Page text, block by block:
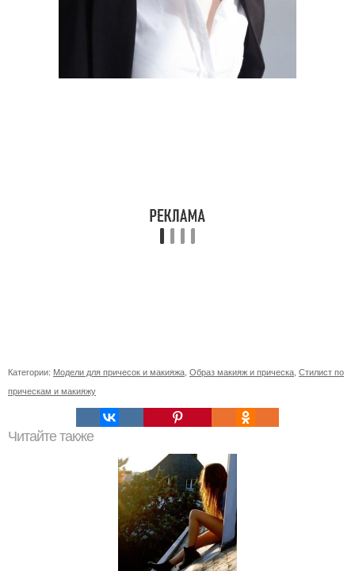
Категории: Модели для причесок и макияжа Образ макияж и прическа Стилист по
прическам и макияжу
Читайте также